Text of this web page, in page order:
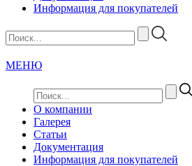
Информация для покупателей
МЕНЮ
О компании
Галерея
Статьи
Документация
Информация для покупателей